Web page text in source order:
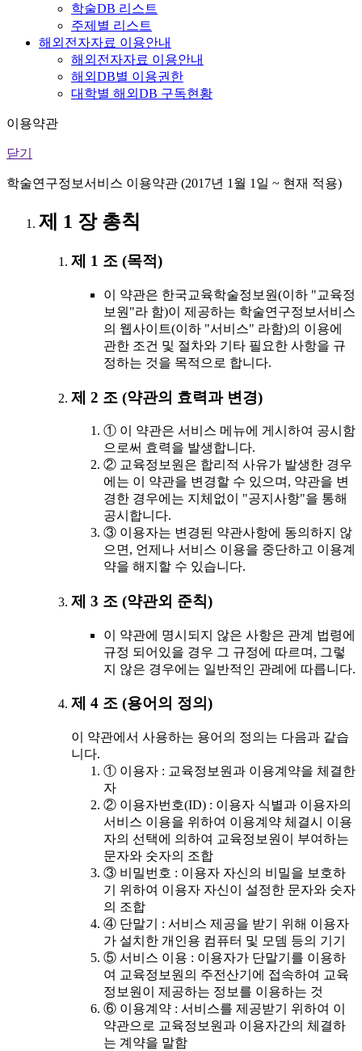
학술DB 리스트
주제별 리스트
해외전자자료 이용안내
해외전자자료 이용안내
해외DB별 이용권한
대학별 해외DB 구독현황
이용약관
닫기
학술연구정보서비스 이용약관 (2017년 1월 1일 ~ 현재 적용)
제 1 장 총칙
제 1 조 (목적)
이 약관은 한국교육학술정보원(이하 "교육정
보원"라 함)이 제공하는 학술연구정보서비스
의 웹사이트(이하 "서비스" 라함)의 이용에
관한 조건 및 절차와 기타 필요한 사항을 규
정하는 것을 목적으로 합니다.
제 2 조 (약관의 효력과 변경)
① 이 약관은 서비스 메뉴에 게시하여 공시함
으로써 효력을 발생합니다.
② 교육정보원은 합리적 사유가 발생한 경우
에는 이 약관을 변경할 수 있으며, 약관을 변
경한 경우에는 지체없이 "공지사항"을 통해
공시합니다.
③ 이용자는 변경된 약관사항에 동의하지 않
으면, 언제나 서비스 이용을 중단하고 이용계
약을 해지할 수 있습니다.
제 3 조 (약관외 준칙)
이 약관에 명시되지 않은 사항은 관계 법령에
규정 되어있을 경우 그 규정에 따르며, 그렇
지 않은 경우에는 일반적인 관례에 따릅니다.
제 4 조 (용어의 정의)
이 약관에서 사용하는 용어의 정의는 다음과 같습
니다.
① 이용자 : 교육정보원과 이용계약을 체결한
자
② 이용자번호(ID) : 이용자 식별과 이용자의
서비스 이용을 위하여 이용계약 체결시 이용
자의 선택에 의하여 교육정보원이 부여하는
문자와 숫자의 조합
③ 비밀번호 : 이용자 자신의 비밀을 보호하
기 위하여 이용자 자신이 설정한 문자와 숫자
의 조합
④ 단말기 : 서비스 제공을 받기 위해 이용자
가 설치한 개인용 컴퓨터 및 모뎀 등의 기기
⑤ 서비스 이용 : 이용자가 단말기를 이용하
여 교육정보원의 주전산기에 접속하여 교육
정보원이 제공하는 정보를 이용하는 것
⑥ 이용계약 : 서비스를 제공받기 위하여 이
약관으로 교육정보원과 이용자간의 체결하
는 계약을 말함